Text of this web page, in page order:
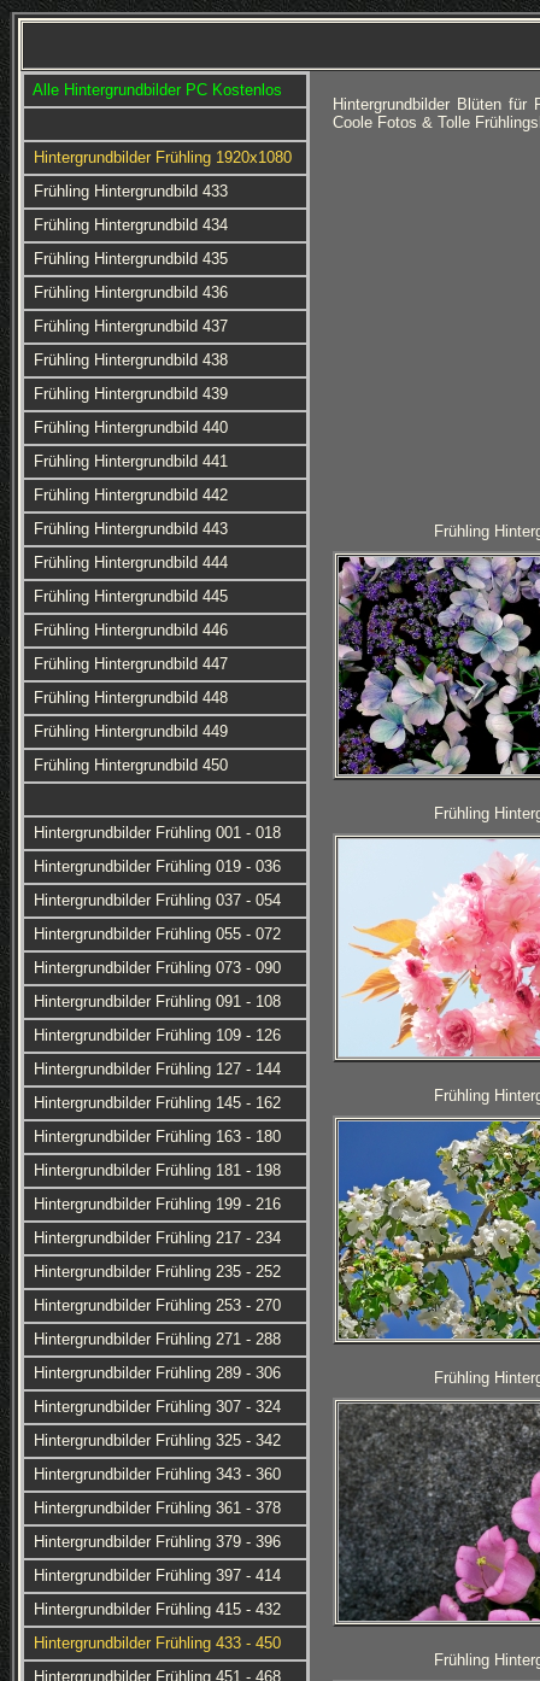
Alle Hintergrundbilder PC Kostenlos
Hintergrundbilder Frühling 1920x1080
Frühling Hintergrundbild 433
Frühling Hintergrundbild 434
Frühling Hintergrundbild 435
Frühling Hintergrundbild 436
Frühling Hintergrundbild 437
Frühling Hintergrundbild 438
Frühling Hintergrundbild 439
Frühling Hintergrundbild 440
Frühling Hintergrundbild 441
Frühling Hintergrundbild 442
Frühling Hintergrundbild 443
Frühling Hintergrundbild 444
Frühling Hintergrundbild 445
Frühling Hintergrundbild 446
Frühling Hintergrundbild 447
Frühling Hintergrundbild 448
Frühling Hintergrundbild 449
Frühling Hintergrundbild 450
Hintergrundbilder Frühling 001 - 018
Hintergrundbilder Frühling 019 - 036
Hintergrundbilder Frühling 037 - 054
Hintergrundbilder Frühling 055 - 072
Hintergrundbilder Frühling 073 - 090
Hintergrundbilder Frühling 091 - 108
Hintergrundbilder Frühling 109 - 126
Hintergrundbilder Frühling 127 - 144
Hintergrundbilder Frühling 145 - 162
Hintergrundbilder Frühling 163 - 180
Hintergrundbilder Frühling 181 - 198
Hintergrundbilder Frühling 199 - 216
Hintergrundbilder Frühling 217 - 234
Hintergrundbilder Frühling 235 - 252
Hintergrundbilder Frühling 253 - 270
Hintergrundbilder Frühling 271 - 288
Hintergrundbilder Frühling 289 - 306
Hintergrundbilder Frühling 307 - 324
Hintergrundbilder Frühling 325 - 342
Hintergrundbilder Frühling 343 - 360
Hintergrundbilder Frühling 361 - 378
Hintergrundbilder Frühling 379 - 396
Hintergrundbilder Frühling 397 - 414
Hintergrundbilder Frühling 415 - 432
Hintergrundbilder Frühling 433 - 450
Hintergrundbilder Frühling 451 - 468
Hintergrundbilder Blüten
Coole Fotos & Tolle
Frühling
Frühling
Frühling
Frühling
Frühling